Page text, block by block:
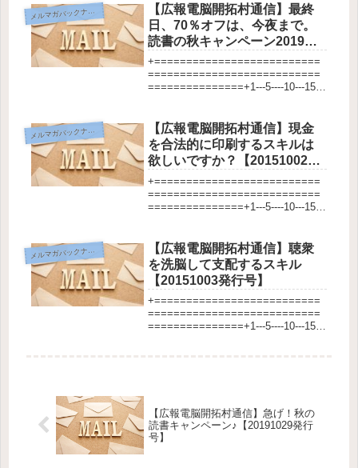
メ
ルマガバックナンバー
【広報電脳開拓村通信】最終
日、70％オフは、今夜まで。
読書の秋キャンペーン2019年
【20191031発行号】
+==========================
===========================
===============+1---5----10---15--
メ
ルマガバックナンバー
【広報電脳開拓村通信】現金
を合法的に印刷するスキルは
欲しいですか？【20151002発
行号】
+==========================
===========================
===============+1---5----10---15--
メ
ルマガバックナンバー
【広報電脳開拓村通信】聴衆
を洗脳して支配するスキル
【20151003発行号】
+==========================
===========================
===============+1---5----10---15--
【広報電脳開拓村通信】急げ！秋の
読書キャンペーン♪【20191029発行
号】